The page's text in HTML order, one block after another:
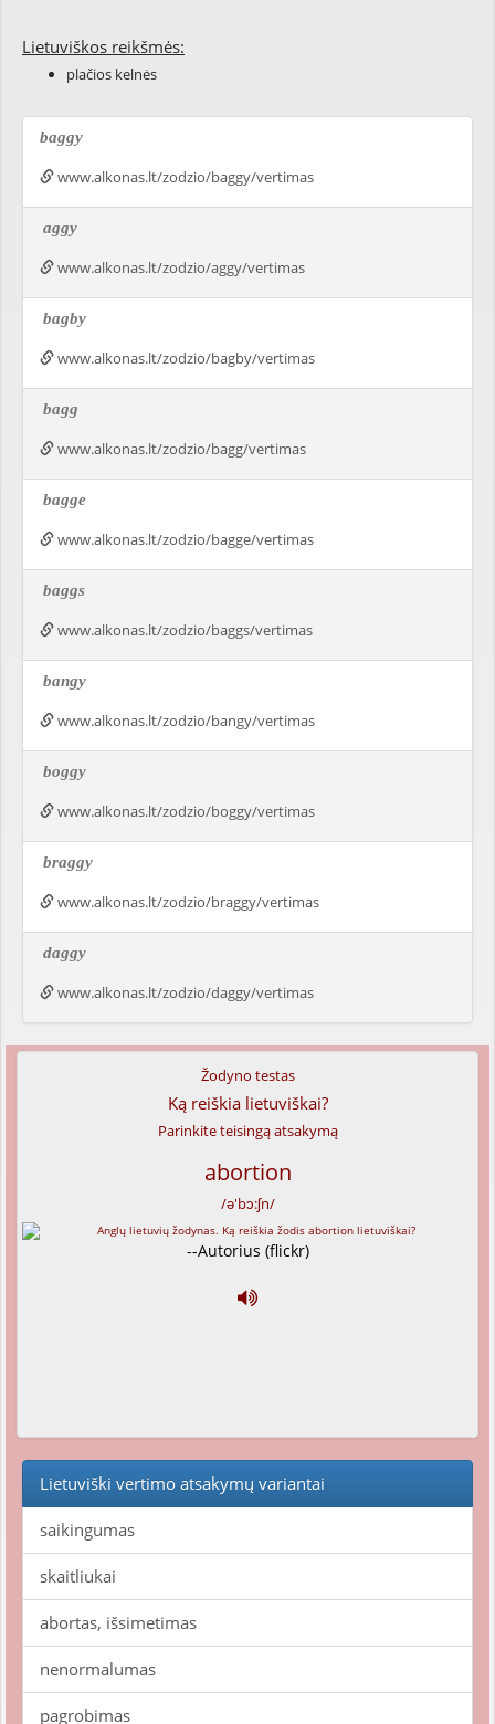
Lietuviškos reikšmės:
plačios kelnės
baggy
www.alkonas.lt/zodzio/baggy/vertimas
aggy
www.alkonas.lt/zodzio/aggy/vertimas
bagby
www.alkonas.lt/zodzio/bagby/vertimas
bagg
www.alkonas.lt/zodzio/bagg/vertimas
bagge
www.alkonas.lt/zodzio/bagge/vertimas
baggs
www.alkonas.lt/zodzio/baggs/vertimas
bangy
www.alkonas.lt/zodzio/bangy/vertimas
boggy
www.alkonas.lt/zodzio/boggy/vertimas
braggy
www.alkonas.lt/zodzio/braggy/vertimas
daggy
www.alkonas.lt/zodzio/daggy/vertimas
Žodyno testas
Ką reiškia lietuviškai?
Parinkite teisingą atsakymą
abortion
/ə'bɔ:ʃn/
--Autorius (flickr)
Lietuviški vertimo atsakymų variantai
saikingumas
skaitliukai
abortas, išsimetimas
nenormalumas
pagrobimas